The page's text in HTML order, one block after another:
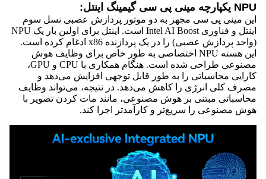
NPU یکپارچه مینی پی سی گیمینگ اینتل:
این مینی پی سی مجهز به دو موتور پردازش عصبی نسل سوم
اینتل و فناوری Intel AI Boost است. اینتل برای اولین بار یک NPU
(واحد پردازش عصبی) را در یک پردازنده x86 ادغام کرده است.
این هسته NPU اختصاصی به طور خاص برای وظایف هوش
مصنوعی طراحی شده است. هنگام همکاری با CPU و GPU،
کارایی محاسباتی را به طور قابل توجهی افزایش می‌دهد و
مصرف کلی انرژی را کاهش می‌دهد. در نتیجه، می‌تواند وظایف
محاسباتی مبتنی بر هوش مصنوعی، مانند مات کردن تصویر با
هوش مصنوعی را سریع‌تر و کارآمدتر اجرا کند.